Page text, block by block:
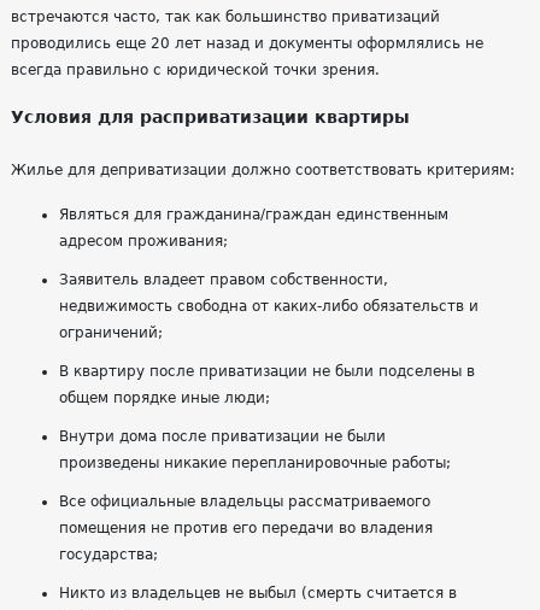
встречаются часто, так как большинство приватизаций
проводились еще 20 лет назад и документы оформлялись не
всегда правильно с юридической точки зрения.
Условия для расприватизации квартиры
Жилье для деприватизации должно соответствовать критериям:
Являться для гражданина/граждан единственным
адресом проживания;
Заявитель владеет правом собственности,
недвижимость свободна от каких-либо обязательств и
ограничений;
В квартиру после приватизации не были подселены в
общем порядке иные люди;
Внутри дома после приватизации не были
произведены никакие перепланировочные работы;
Все официальные владельцы рассматриваемого
помещения не против его передачи во владения
государства;
Никто из владельцев не выбыл (смерть считается в